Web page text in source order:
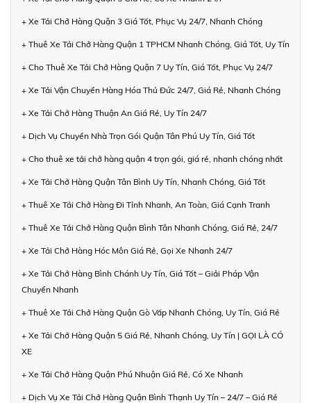
+ Xe Tải Chở Hàng Quận 3 Giá Tốt, Phục Vụ 24/7, Nhanh Chóng
+ Thuê Xe Tải Chở Hàng Quận 1 TPHCM Nhanh Chóng, Giá Tốt, Uy Tín
+ Cho Thuê Xe Tải Chở Hàng Quận 7 Uy Tín, Giá Tốt, Phục Vụ 24/7
+ Xe Tải Vận Chuyển Hàng Hóa Thủ Đức 24/7, Giá Rẻ, Nhanh Chóng
+ Xe Tải Chở Hàng Thuận An Giá Rẻ, Uy Tín 24/7
+ Dịch Vụ Chuyển Nhà Trọn Gói Quận Tân Phú Uy Tín, Giá Tốt
+ Cho thuê xe tải chở hàng quận 4 trọn gói, giá rẻ, nhanh chóng nhất
+ Xe Tải Chở Hàng Quận Tân Bình Uy Tín, Nhanh Chóng, Giá Tốt
+ Thuê Xe Tải Chở Hàng Đi Tỉnh Nhanh, An Toàn, Giá Cạnh Tranh
+ Thuê Xe Tải Chở Hàng Quận Bình Tân Nhanh Chóng, Giá Rẻ, 24/7
+ Xe Tải Chở Hàng Hóc Môn Giá Rẻ, Gọi Xe Nhanh 24/7
+ Xe Tải Chở Hàng Bình Chánh Uy Tín, Giá Tốt – Giải Pháp Vận
Chuyển Nhanh
+ Thuê Xe Tải Chở Hàng Quận Gò Vấp Nhanh Chóng, Uy Tín, Giá Rẻ
+ Xe Tải Chở Hàng Quận 5 Giá Rẻ, Nhanh Chóng, Uy Tín | GỌI LÀ CÓ
XE
+ Xe Tải Chở Hàng Quận Phú Nhuận Giá Rẻ, Có Xe Nhanh
+ Dịch Vụ Xe Tải Chở Hàng Quận Bình Thạnh Uy Tín – 24/7 – Giá Rẻ